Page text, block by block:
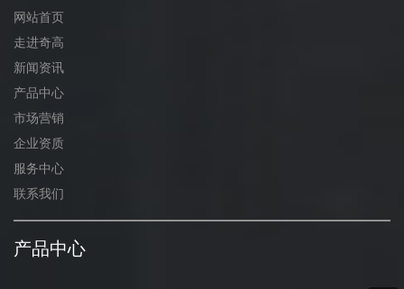
网站首页
走进奇高
新闻资讯
产品中心
市场营销
企业资质
服务中心
联系我们
产品中心